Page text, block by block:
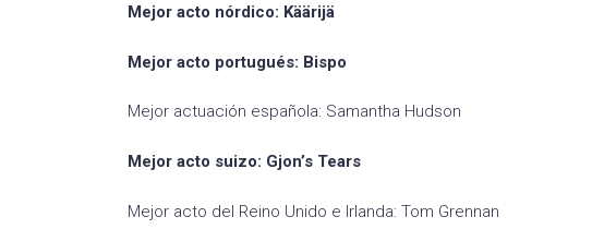
Mejor acto nórdico: Käärijä
Mejor acto portugués: Bispo
Mejor actuación española: Samantha Hudson
Mejor acto suizo: Gjon’s Tears
Mejor acto del Reino Unido e Irlanda: Tom Grennan